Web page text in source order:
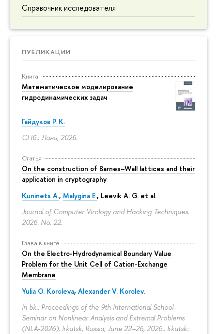
Справочник исследователя
ПУБЛИКАЦИИ
Книга
Математическое моделирование
гидродинамических задач
Гайдуков Р. К.
СПб.: Лань, 2026.
Статья
On the construction of Barnes–Wall lattices and their
application in cryptography
Kuninets A., Malygina E., Leevik A. G. et al.
Journal of Computer Virology and Hacking Techniques.
2026. No. 22.
Глава в книге
On the Electro-Hydrodynamical Boundary Value
Problem for the Unit Cell of Cation-Exchange
Membrane
Yulia O. Koroleva, Alexander V. Korolev.
In bk.: Proceedings of the 9th International School-
Seminar on Nonlinear Analysis and Extremal Problems
(NLA-2026). Irkutsk, Russia, June 22–26, 2026.. Irkutsk: